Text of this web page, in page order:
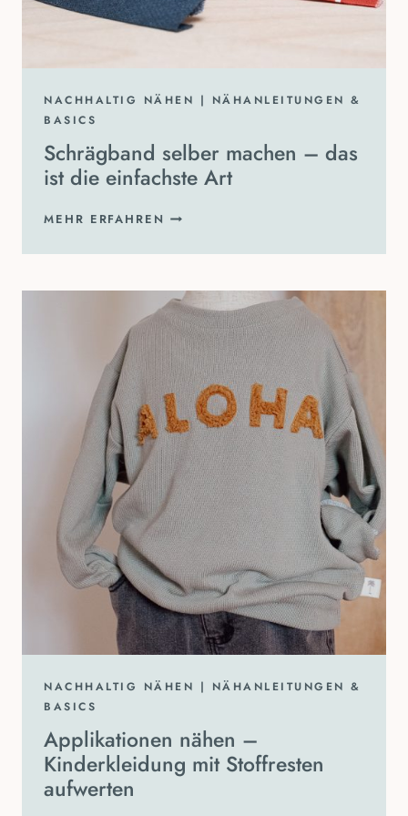
NACHHALTIG NÄHEN | NÄHANLEITUNGEN &
BASICS
Schrägband selber machen – das
ist die einfachste Art
MEHR ERFAHREN SCHRÄGBAND
MACHEN
DAS
IST
DIE
EINFACHSTE
ART
NACHHALTIG NÄHEN | NÄHANLEITUNGEN &
BASICS
Applikationen nähen –
Kinderkleidung mit Stoffresten
aufwerten